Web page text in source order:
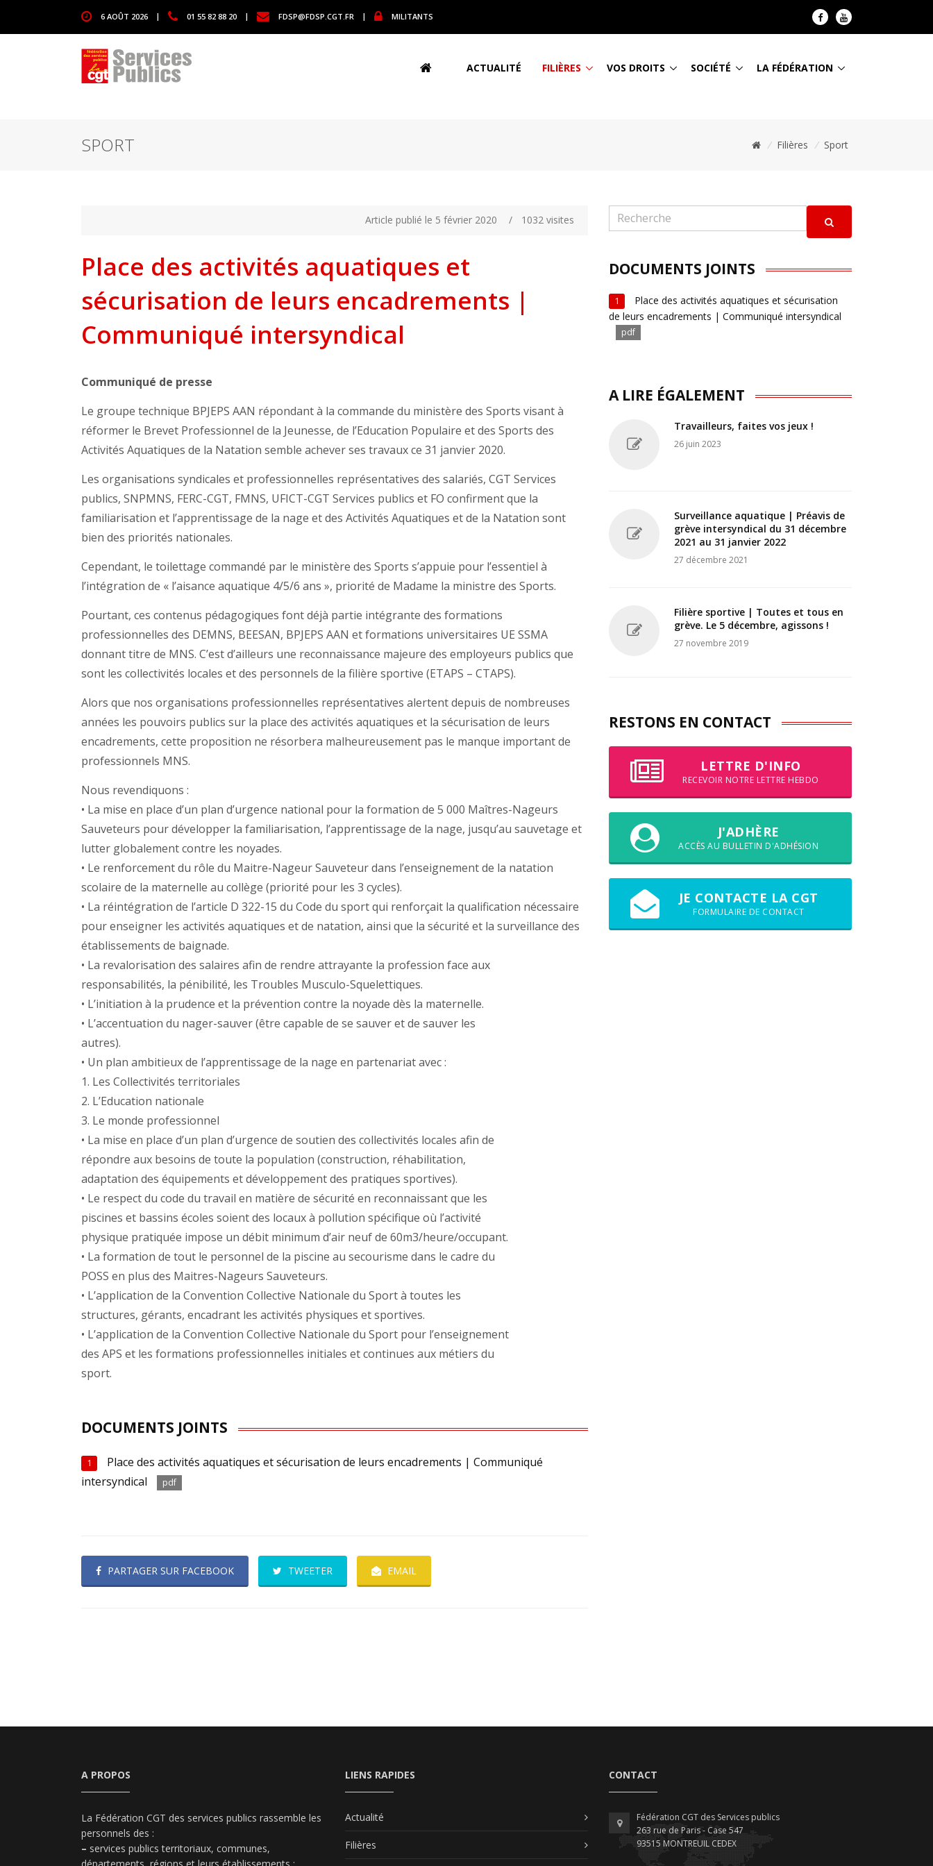
6 AOÛT 2026 | 01 55 82 88 20 | FDSP@FDSP.CGT.FR | MILITANTS
ACTUALITÉ FILIÈRES VOS DROITS SOCIÉTÉ LA FÉDÉRATION
SPORT / Filières / Sport
Article publié le 5 février 2020 / 1032 visites
Place des activités aquatiques et
sécurisation de leurs encadrements |
Communiqué intersyndical
Communiqué de presse
Le groupe technique BPJEPS AAN répondant à la commande du ministère des Sports visant à
réformer le Brevet Professionnel de la Jeunesse, de l’Education Populaire et des Sports des
Activités Aquatiques de la Natation semble achever ses travaux ce 31 janvier 2020.
Les organisations syndicales et professionnelles représentatives des salariés, CGT Services
publics, SNPMNS, FERC-CGT, FMNS, UFICT-CGT Services publics et FO confirment que la
familiarisation et l’apprentissage de la nage et des Activités Aquatiques et de la Natation sont
bien des priorités nationales.
Cependant, le toilettage commandé par le ministère des Sports s’appuie pour l’essentiel à
l’intégration de « l’aisance aquatique 4/5/6 ans », priorité de Madame la ministre des Sports.
Pourtant, ces contenus pédagogiques font déjà partie intégrante des formations
professionnelles des DEMNS, BEESAN, BPJEPS AAN et formations universitaires UE SSMA
donnant titre de MNS. C’est d’ailleurs une reconnaissance majeure des employeurs publics que
sont les collectivités locales et des personnels de la filière sportive (ETAPS – CTAPS).
Alors que nos organisations professionnelles représentatives alertent depuis de nombreuses
années les pouvoirs publics sur la place des activités aquatiques et la sécurisation de leurs
encadrements, cette proposition ne résorbera malheureusement pas le manque important de
professionnels MNS.
Nous revendiquons :
• La mise en place d’un plan d’urgence national pour la formation de 5 000 Maîtres-Nageurs
Sauveteurs pour développer la familiarisation, l’apprentissage de la nage, jusqu’au sauvetage et
lutter globalement contre les noyades.
• Le renforcement du rôle du Maitre-Nageur Sauveteur dans l’enseignement de la natation
scolaire de la maternelle au collège (priorité pour les 3 cycles).
• La réintégration de l’article D 322-15 du Code du sport qui renforçait la qualification nécessaire
pour enseigner les activités aquatiques et de natation, ainsi que la sécurité et la surveillance des
établissements de baignade.
• La revalorisation des salaires afin de rendre attrayante la profession face aux
responsabilités, la pénibilité, les Troubles Musculo-Squelettiques.
• L’initiation à la prudence et la prévention contre la noyade dès la maternelle.
• L’accentuation du nager-sauver (être capable de se sauver et de sauver les
autres).
• Un plan ambitieux de l’apprentissage de la nage en partenariat avec :
1. Les Collectivités territoriales
2. L’Education nationale
3. Le monde professionnel
• La mise en place d’un plan d’urgence de soutien des collectivités locales afin de
répondre aux besoins de toute la population (construction, réhabilitation,
adaptation des équipements et développement des pratiques sportives).
• Le respect du code du travail en matière de sécurité en reconnaissant que les
piscines et bassins écoles soient des locaux à pollution spécifique où l’activité
physique pratiquée impose un débit minimum d’air neuf de 60m3/heure/occupant.
• La formation de tout le personnel de la piscine au secourisme dans le cadre du
POSS en plus des Maitres-Nageurs Sauveteurs.
• L’application de la Convention Collective Nationale du Sport à toutes les
structures, gérants, encadrant les activités physiques et sportives.
• L’application de la Convention Collective Nationale du Sport pour l’enseignement
des APS et les formations professionnelles initiales et continues aux métiers du
sport.
DOCUMENTS JOINTS
1
Place des activités aquatiques et sécurisation de leurs encadrements | Communiqué
intersyndical
pdf
PARTAGER SUR FACEBOOK TWEETER EMAIL
DOCUMENTS JOINTS
1
Place des activités aquatiques et sécurisation
de leurs encadrements | Communiqué intersyndical
pdf
A LIRE ÉGALEMENT
Travailleurs, faites vos jeux !
26 juin 2023
Surveillance aquatique | Préavis de
grève intersyndical du 31 décembre
2021 au 31 janvier 2022
27 décembre 2021
Filière sportive | Toutes et tous en
grève. Le 5 décembre, agissons !
27 novembre 2019
RESTONS EN CONTACT
LETTRE D'INFO
RECEVOIR NOTRE LETTRE HEBDO
J'ADHÈRE
ACCÈS AU BULLETIN D'ADHÉSION
JE CONTACTE LA CGT
FORMULAIRE DE CONTACT
A PROPOS
La Fédération CGT des services publics rassemble les
personnels des :
– services publics territoriaux, communes,
LIENS RAPIDES
Actualité
Filières
CONTACT
Fédération CGT des Services publics
263 rue de Paris - Case 547
93515 MONTREUIL CEDEX